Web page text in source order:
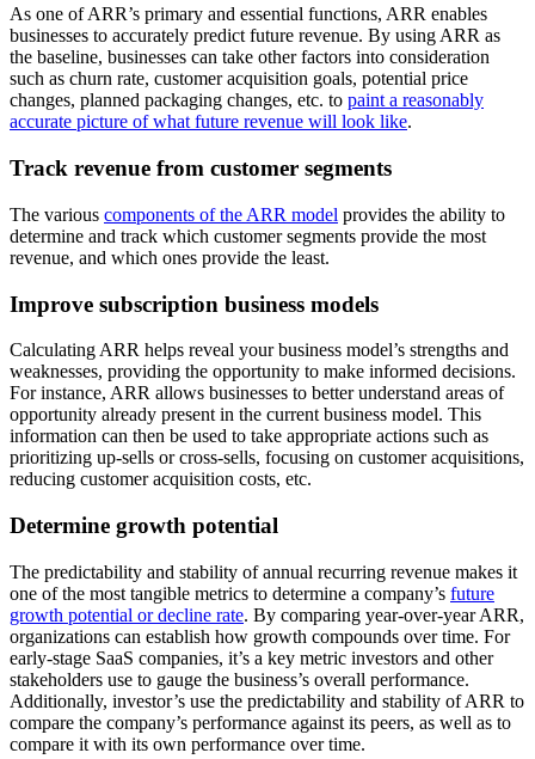
As one of ARR’s primary and essential functions, ARR enables
businesses to accurately predict future revenue. By using ARR as
the baseline, businesses can take other factors into consideration
such as churn rate, customer acquisition goals, potential price
changes, planned packaging changes, etc. to paint a reasonably
accurate picture of what future revenue will look like.
Track revenue from customer segments
The various components of the ARR model provides the ability to
determine and track which customer segments provide the most
revenue, and which ones provide the least.
Improve subscription business models
Calculating ARR helps reveal your business model’s strengths and
weaknesses, providing the opportunity to make informed decisions.
For instance, ARR allows businesses to better understand areas of
opportunity already present in the current business model. This
information can then be used to take appropriate actions such as
prioritizing up-sells or cross-sells, focusing on customer acquisitions,
reducing customer acquisition costs, etc.
Determine growth potential
The predictability and stability of annual recurring revenue makes it
one of the most tangible metrics to determine a company’s future
growth potential or decline rate. By comparing year-over-year ARR,
organizations can establish how growth compounds over time. For
early-stage SaaS companies, it’s a key metric investors and other
stakeholders use to gauge the business’s overall performance.
Additionally, investor’s use the predictability and stability of ARR to
compare the company’s performance against its peers, as well as to
compare it with its own performance over time.